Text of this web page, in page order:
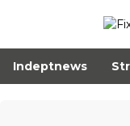
Indeptnews